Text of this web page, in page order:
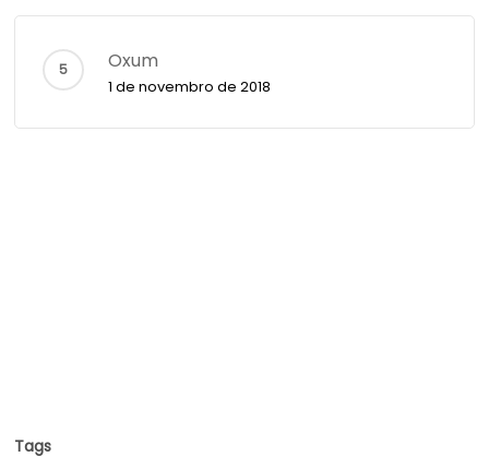
Oxum
1 de novembro de 2018
Tags